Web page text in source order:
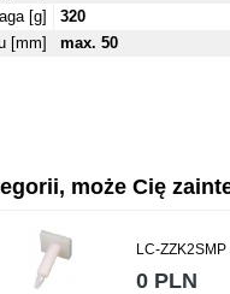
[g]
320
[mm]
max. 50
może Cię
LC-ZZK2SMP
0 PLN